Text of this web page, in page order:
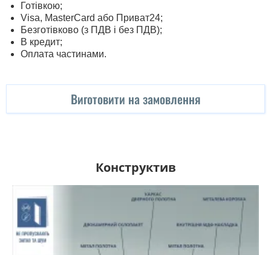
Готівкою;
Visa, MasterСard або Приват24;
Безготівково (з ПДВ і без ПДВ);
В кредит;
Оплата частинами.
Виготовити на замовлення
Конструктив